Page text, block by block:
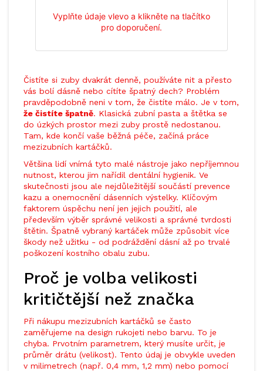
Vyplňte údaje vlevo a klikněte na tlačítko
pro doporučení.
Čistíte si zuby dvakrát denně, používáte nit a přesto
vás bolí dásně nebo cítíte špatný dech? Problém
pravděpodobně neni v tom, že čistíte málo. Je v tom,
že čistíte špatně. Klasická zubní pasta a štětka se
do úzkých prostor mezi zuby prostě nedostanou.
Tam, kde končí vaše běžná péče, začíná práce
mezizubních kartáčků.
Většina lidí vnímá tyto malé nástroje jako nepříjemnou
nutnost, kterou jim nařídil dentální hygienik. Ve
skutečnosti jsou ale nejdůležitější součástí prevence
kazu a onemocnění dásenních výstelky. Klíčovým
faktorem úspěchu není jen jejich použití, ale
především výběr správné velikosti a správné tvrdosti
štětin. Špatně vybraný kartáček může způsobit více
škody než užitku - od podráždění dásní až po trvalé
poškození kostního obalu zubu.
Proč je volba velikosti
kritičtější než značka
Při nákupu mezizubních kartáčků se často
zaměřujeme na design rukojeti nebo barvu. To je
chyba. Prvotním parametrem, který musíte určit, je
průměr drátu (velikost). Tento údaj je obvykle uveden
v milimetrech (např. 0,4 mm, 1,2 mm) nebo pomocí